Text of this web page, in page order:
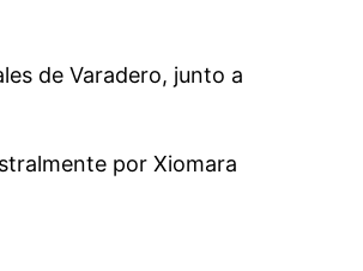
de Varadero, junto a
por Xiomara